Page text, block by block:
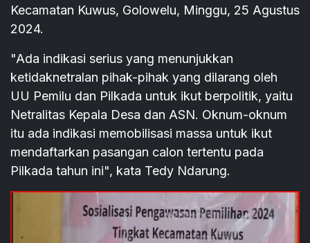
Kecamatan Kuwus, Golowelu, Minggu, 25 Agustus
2024.
"Ada indikasi serius yang menunjukkan
ketidaknetralan pihak-pihak yang dilarang oleh
UU Pemilu dan Pilkada untuk ikut berpolitik, yaitu
Netralitas Kepala Desa dan ASN. Oknum-oknum
itu ada indikasi memobilisasi massa untuk ikut
mendaftarkan pasangan calon tertentu pada
Pilkada tahun ini", kata Tedy Ndarung.